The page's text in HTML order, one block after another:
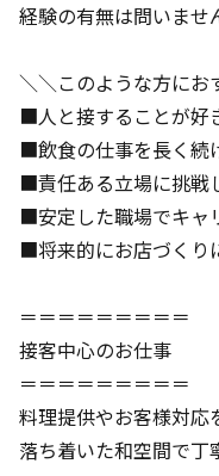
経験の有無は問いませ
＼＼このような方にお
■人と接することが好
■飲食の仕事を長く続
■責任ある立場に挑戦
■安定した職場でキャ
■将来的にお店づくり
＝＝＝＝＝＝＝＝＝
接客中心のお仕事
＝＝＝＝＝＝＝＝＝
料理提供やお客様対応
落ち着いた和空間で丁